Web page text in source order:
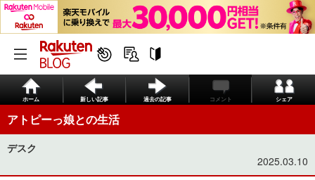
ホーム 新しい記事 過去の記事 コメント シェア
アトピーっ娘との生活
デスク
2025.03.10